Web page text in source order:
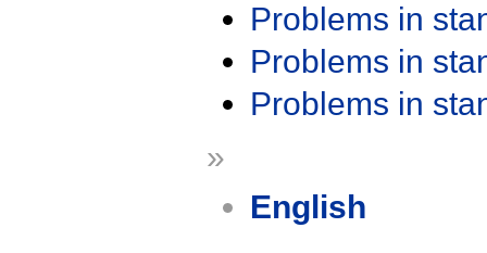
Problems in
Problems in
Problems in
»
English